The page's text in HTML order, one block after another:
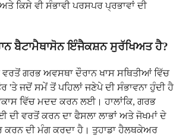
ਕਿਸੇ ਵੀ ਸੰਭਾਵੀ ਪਰਸਪਰ ਪ੍ਰਭਾਵਾਂ ਦੀ
ਬੈਟਾਮੈਥਾਸੋਨ ਇੰਜੈਕਸ਼ਨ ਸੁਰੱਖਿਅਤ ਹੈ?
ਗਰਭ ਅਵਸਥਾ ਦੌਰਾਨ ਖਾਸ ਸਥਿਤੀਆਂ ਵਿੱਚ
'ਤੇ ਜਦੋਂ ਸਮੇਂ ਤੋਂ ਪਹਿਲਾਂ ਜਣੇਪੇ ਦੀ ਸੰਭਾਵਨਾ ਹੁੰਦੀ ਹੈ
ਵਿੱਚ ਮਦਦ ਕਰਨ ਲਈ। ਹਾਲਾਂਕਿ, ਗਰਭ
ਦੀ ਵਰਤੋਂ ਕਰਨ ਦਾ ਫੈਸਲਾ ਲਾਭਾਂ ਅਤੇ ਜੋਖਮਾਂ ਦੇ
ਕਰਨ ਦੀ ਮੰਗ ਕਰਦਾ ਹੈ। ਤੁਹਾਡਾ ਹੈਲਥਕੇਅਰ